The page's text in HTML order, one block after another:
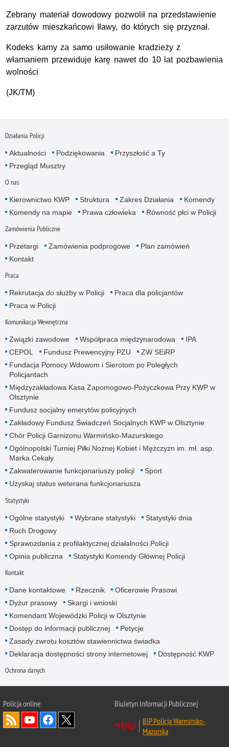
Zebrany materiał dowodowy pozwolił na przedstawienie
zarzutów mieszkańcowi Iławy, do których się przyznał.
Kodeks karny za samo usiłowanie kradzieży z
włamaniem przewiduje karę nawet do 10 lat pozbawienia
wolności
(JK/TM)
Działania Policji
Aktualności Podziękowania
Przyszłość a Ty
Przegląd Musztry
O nas
Kierownictwo KWP Struktura Zakres Działania
Komendy
Komendy na mapie
Prawa człowieka Równość płci w Policji
Zamówienia Publiczne
Przetargi Zamówienia podprogowe
Plan zamówień
Kontakt
Praca
Rekrutacja do służby w Policji
Praca dla policjantów
Praca w Policji
Komunikacja Wewnętrzna
Związki zawodowe Współpraca międzynarodowa
IPA
CEPOL
Fundusz Prewencyjny PZU
ZW SEiRP
Fundacja Pomocy Wdowom i Sierotom po Poległych
Policjantach
Międzyzakładowa Kasa Zapomogowo-Pożyczkowa Przy KWP w
Olsztynie
Fundusz socjalny emerytów policyjnych
Zakładowy Fundusz Świadczeń Socjalnych KWP w Olsztynie
Chór Policji Garnizonu Warmińsko-Mazurskiego
Ogólnopolski Turniej Piłki Nożnej Kobiet i Mężczyzn im. mł. asp.
Marka Cekały
Zakwaterowanie funkcjonariuszy policji
Sport
Uzyskaj status weterana funkcjonariusza
Statystyki
Ogólne statystyki Wybrane statystyki
Statystyki dnia
Ruch Drogowy
Sprawozdania z profilaktycznej działalności Policji
Opinia publiczna
Statystyki Komendy Głównej Policji
Kontakt
Dane kontaktowe Rzecznik
Oficerowie Prasowi
Dyżur prasowy
Skargi i wnioski
Komendant Wojewódzki Policji w Olsztynie
Dostęp do informacji publicznej
Petycje
Zasady zwrotu kosztów stawiennictwa świadka
Deklaracja dostępności strony internetowej
Dostępność KWP
Ochrona danych
Policja online
Biuletyn Informacji Publicznej
BIP Policja Warmińsko-
Mazurska